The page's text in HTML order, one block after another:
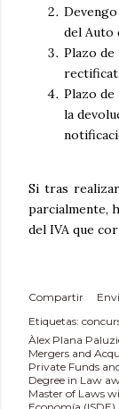
del Auto
Plazo de
Plazo de
la
Si tras
parcialmente,
del IVA que
Compartir
Etiquetas:
Àlex Plana
Mergers and
Private Funds
Degree in Law
Master of Laws